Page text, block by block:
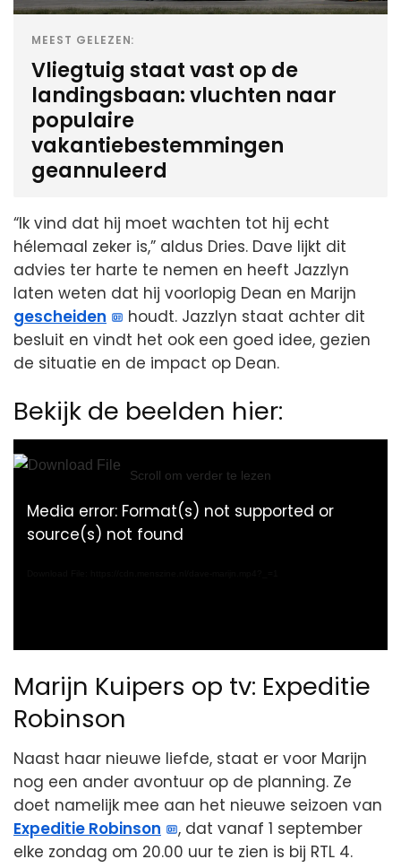
MEEST GELEZEN:
Vliegtuig staat vast op de
landingsbaan: vluchten naar
populaire
vakantiebestemmingen
geannuleerd
“Ik vind dat hij moet wachten tot hij echt
hélemaal zeker is,” aldus Dries. Dave lijkt dit
advies ter harte te nemen en heeft Jazzlyn
laten weten dat hij voorlopig Dean en Marijn
gescheiden
houdt. Jazzlyn staat achter dit
besluit en vindt het ook een goed idee, gezien
de situatie en de impact op Dean.
Bekijk de beelden hier:
Video
Player
Scroll om verder te lezen
Media error: Format(s) not supported or
source(s) not found
Marijn Kuipers op tv: Expeditie
Robinson
Naast haar nieuwe liefde, staat er voor Marijn
nog een ander avontuur op de planning. Ze
doet namelijk mee aan het nieuwe seizoen van
Expeditie Robinson
, dat vanaf 1 september
elke zondag om 20.00 uur te zien is bij RTL 4.